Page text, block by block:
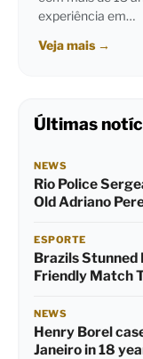
experiência em…
Veja mais →
Últimas
NEWS
Rio Police
Old Adriano
ESPORTE
Brazils Stunned
Friendly Match
NEWS
Henry Borel
Janeiro in 18